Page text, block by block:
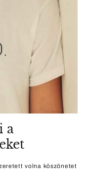
a
volna köszönetet